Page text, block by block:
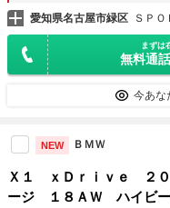
愛知県名古屋市緑区 ＳＰ
まずは
無料通
今あな
NEW ＢＭＷ
Ｘ１ ｘＤｒｉｖｅ ２
ージ １８ＡＷ ハイビー